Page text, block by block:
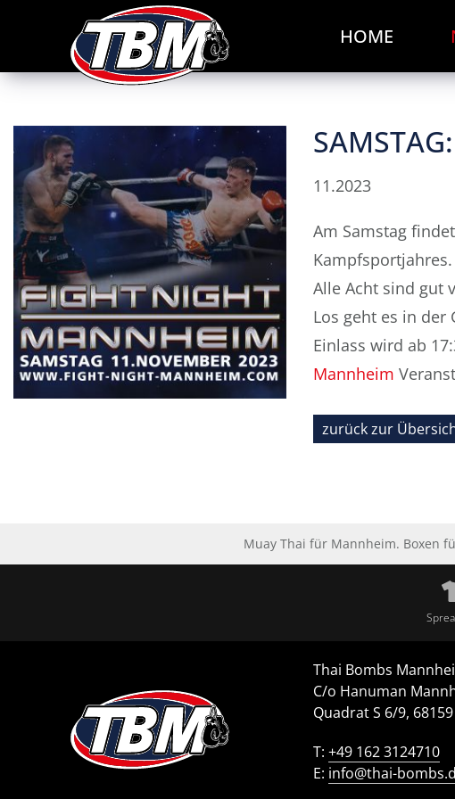
HOME
11.2023
Am Samstag
Alle Acht sind gut
Los geht es in der
Einlass wird ab
Mannheim
zurück zur
Muay Thai für Mannheim. Boxen
Thai Bombs
C/o Hanuman
Quadrat S 6/9,
T: +49 162 3124710
E: info@thai-